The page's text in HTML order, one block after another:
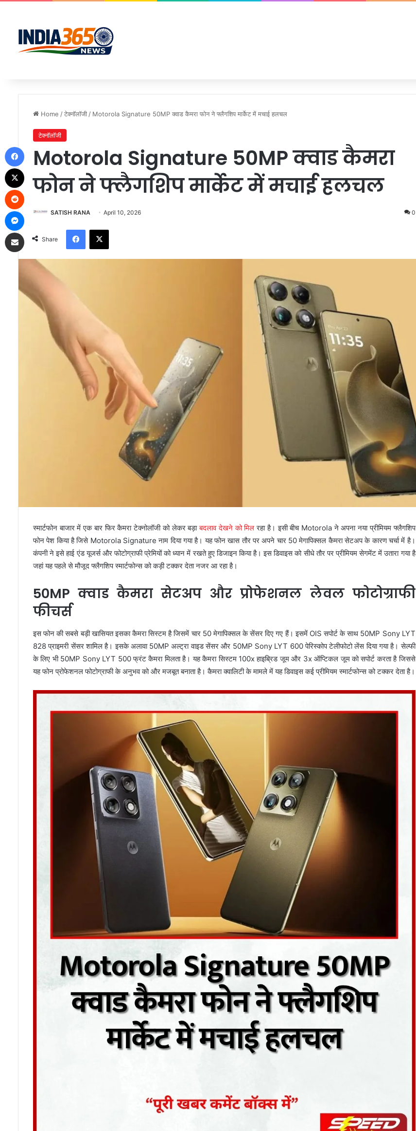
Home /टेक्नॉलॉजी / Motorola Signature 50MP क्वाड कैमरा फोन ने फ्लैगशिप मार्केट में मचाई हलचल
टेक्नॉलॉजी
Motorola Signature 50MP क्वाड कैमरा
फोन ने फ्लैगशिप मार्केट में मचाई हलचल
SATISH RANA April 10, 2026 0
Share
Facebook
X
स्मार्टफोन बाजार में एक बार फिर कैमरा टेक्नोलॉजी को लेकर बड़ाबदलाव देखने को मिल रहा है। इसी बीच Motorola ने अपना नया प्रीमियम फ्लैगशिप
फोन पेश किया है जिसे Motorola Signature नाम दिया गया है। यह फोन खास तौर पर अपने चार 50 मेगापिक्सल कैमरा सेटअप के कारण चर्चा में है।
कंपनी ने इसे हाई एंड यूजर्स और फोटोग्राफी प्रेमियों को ध्यान में रखते हुए डिजाइन किया है। इस डिवाइस को सीधे तौर पर प्रीमियम सेगमेंट में उतारा गया है
जहां यह पहले से मौजूद फ्लैगशिप स्मार्टफोन्स को कड़ी टक्कर देता नजर आ रहा है।
50MP क्वाड कैमरा सेटअप और प्रोफेशनल लेवल फोटोग्राफी
फीचर्स
इस फोन की सबसे बड़ी खासियत इसका कैमरा सिस्टम है जिसमें चार 50 मेगापिक्सल के सेंसर दिए गए हैं। इसमें OIS सपोर्ट के साथ 50MP Sony LYT
828 प्राइमरी सेंसर शामिल है। इसके अलावा 50MP अल्ट्रा वाइड सेंसर और 50MP Sony LYT 600 पेरिस्कोप टेलीफोटो लेंस दिया गया है। सेल्फी
के लिए भी 50MP Sony LYT 500 फ्रंट कैमरा मिलता है। यह कैमरा सिस्टम 100x हाइब्रिड जूम और 3x ऑप्टिकल जूम को सपोर्ट करता है जिससे
यह फोन प्रोफेशनल फोटोग्राफी के अनुभव को और मजबूत बनाता है। कैमरा क्वालिटी के मामले में यह डिवाइस कई प्रीमियम स्मार्टफोन्स को टक्कर देता है।
Reddit
Messenger